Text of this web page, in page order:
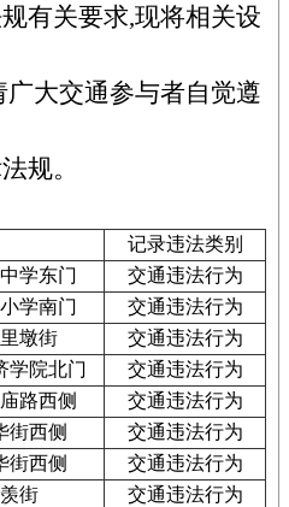
有关要求,现将相关设
大交通参与者自觉遵
规。
记录违法类别
学东门
交通违法行为
学南门
交通违法行为
墩街
交通违法行为
学院北门
交通违法行为
路西侧
交通违法行为
街西侧
交通违法行为
街西侧
交通违法行为
街
交通违法行为